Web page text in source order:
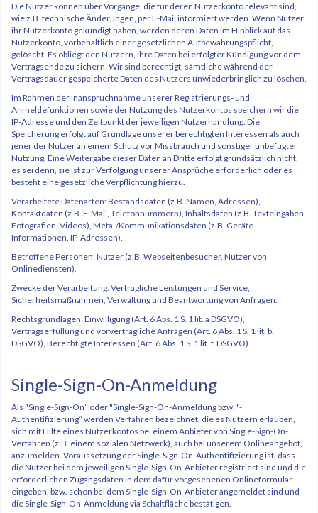
Die Nutzer können über Vorgänge, die für deren Nutzerkonto relevant sind,
wie z.B. technische Änderungen, per E-Mail informiert werden. Wenn Nutzer
ihr Nutzerkonto gekündigt haben, werden deren Daten im Hinblick auf das
Nutzerkonto, vorbehaltlich einer gesetzlichen Aufbewahrungspflicht,
gelöscht. Es obliegt den Nutzern, ihre Daten bei erfolgter Kündigung vor dem
Vertragsende zu sichern. Wir sind berechtigt, sämtliche während der
Vertragsdauer gespeicherte Daten des Nutzers unwiederbringlich zu löschen.
Im Rahmen der Inanspruchnahme unserer Registrierungs- und
Anmeldefunktionen sowie der Nutzung des Nutzerkontos speichern wir die
IP-Adresse und den Zeitpunkt der jeweiligen Nutzerhandlung. Die
Speicherung erfolgt auf Grundlage unserer berechtigten Interessen als auch
jener der Nutzer an einem Schutz vor Missbrauch und sonstiger unbefugter
Nutzung. Eine Weitergabe dieser Daten an Dritte erfolgt grundsätzlich nicht,
es sei denn, sie ist zur Verfolgung unserer Ansprüche erforderlich oder es
besteht eine gesetzliche Verpflichtung hierzu.
Verarbeitete Datenarten: Bestandsdaten (z.B. Namen, Adressen),
Kontaktdaten (z.B. E-Mail, Telefonnummern), Inhaltsdaten (z.B. Texteingaben,
Fotografien, Videos), Meta-/Kommunikationsdaten (z.B. Geräte-
Informationen, IP-Adressen).
Betroffene Personen: Nutzer (z.B. Webseitenbesucher, Nutzer von
Onlinediensten).
Zwecke der Verarbeitung: Vertragliche Leistungen und Service,
Sicherheitsmaßnahmen, Verwaltung und Beantwortung von Anfragen.
Rechtsgrundlagen: Einwilligung (Art. 6 Abs. 1 S. 1 lit. a DSGVO),
Vertragserfüllung und vorvertragliche Anfragen (Art. 6 Abs. 1 S. 1 lit. b.
DSGVO), Berechtigte Interessen (Art. 6 Abs. 1 S. 1 lit. f. DSGVO).
Single-Sign-On-Anmeldung
Als "Single-Sign-On“ oder "Single-Sign-On-Anmeldung bzw. "-
Authentifizierung“ werden Verfahren bezeichnet, die es Nutzern erlauben,
sich mit Hilfe eines Nutzerkontos bei einem Anbieter von Single-Sign-On-
Verfahren (z.B. einem sozialen Netzwerk), auch bei unserem Onlineangebot,
anzumelden. Voraussetzung der Single-Sign-On-Authentifizierung ist, dass
die Nutzer bei dem jeweiligen Single-Sign-On-Anbieter registriert sind und die
erforderlichen Zugangsdaten in dem dafür vorgesehenen Onlineformular
eingeben, bzw. schon bei dem Single-Sign-On-Anbieter angemeldet sind und
die Single-Sign-On-Anmeldung via Schaltfläche bestätigen.